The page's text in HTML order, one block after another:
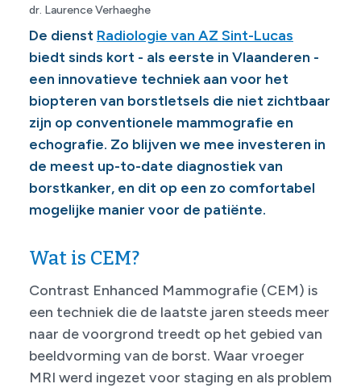
dr. Laurence Verhaeghe
De dienst Radiologie van AZ Sint-Lucas
biedt sinds kort - als eerste in Vlaanderen -
een innovatieve techniek aan voor het
biopteren van borstletsels die niet zichtbaar
zijn op conventionele mammografie en
echografie. Zo blijven we mee investeren in
de meest up-to-date diagnostiek van
borstkanker, en dit op een zo comfortabel
mogelijke manier voor de patiënte.
Wat is CEM?
Contrast Enhanced Mammografie (CEM) is
een techniek die de laatste jaren steeds meer
naar de voorgrond treedt op het gebied van
beeldvorming van de borst. Waar vroeger
MRI werd ingezet voor staging en als problem